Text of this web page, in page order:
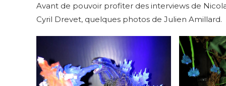
Avant de pouvoir profiter des interviews de
Cyril Drevet, quelques photos de Julien Amillard.